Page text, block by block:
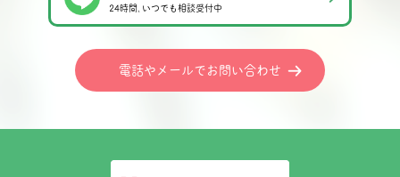
24時間､いつでも相談受付中
電話やメールでお問い合わせ